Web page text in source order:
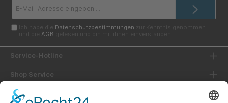
Mail-
Ich habe die Datenschutzbestimmungen
zur Kenntnis genommen
und dieAGB gelesen und bin mit ihnen einverstanden.
Service-Hotline
Shop Service
Informationen